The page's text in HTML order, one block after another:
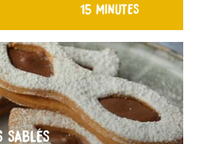
15 MINUTES
SABLÉS